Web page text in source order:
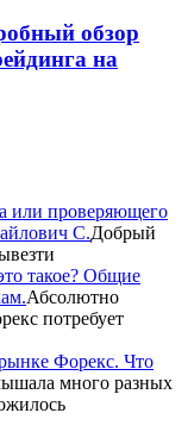
обзор
на
или проверяющего
С.Добрый
такое? Общие
Абсолютно
потребует
Форекс. Что
много разных